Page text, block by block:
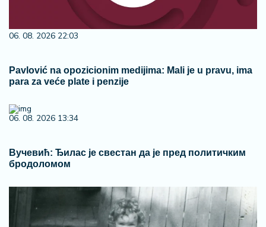
06. 08. 2026 22:03
Pavlović na opozicionim medijima: Mali je u pravu, ima
para za veće plate i penzije
06. 08. 2026 13:34
Вучевић: Ђилас је свестан да је пред политичким
бродоломом